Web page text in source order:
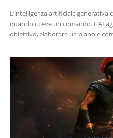
L’intelligenza artificiale generativa
quando riceve un comando. L’AI
obiettivo, elaborare un piano e